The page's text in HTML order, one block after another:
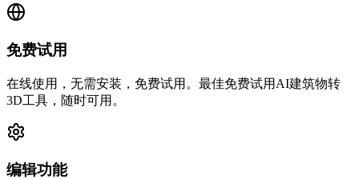
免费试用
在线使用，无需安装，免费试用。最佳免费试用AI建筑物转
3D工具，随时可用。
编辑功能